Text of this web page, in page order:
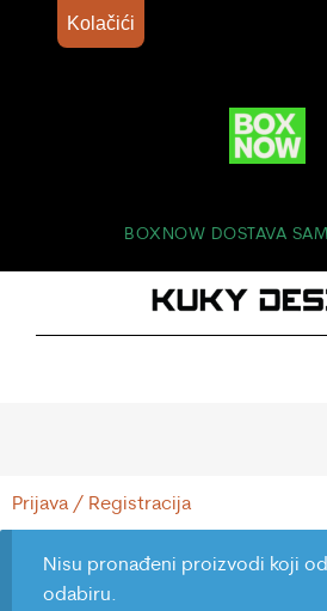
BOXNOW DOSTAVA
Prijava / Registracija
Nisu pronađeni proizvodi koji
odabiru.
Kolačići